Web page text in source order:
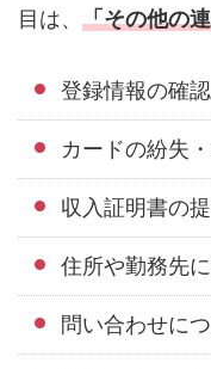
目は、 「その他の
登録情報の確
カードの紛失
収入証明書の
住所や勤務先
問い合わせに